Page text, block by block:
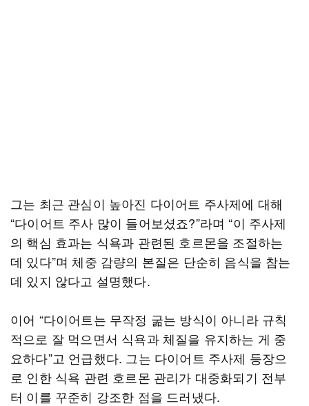
그는 최근 관심이 높아진 다이어트 주사제에 대해
“다이어트 주사 많이 들어보셨죠?”라며 “이 주사제
의 핵심 효과는 식욕과 관련된 호르몬을 조절하는
데 있다”며 체중 감량의 본질은 단순히 음식을 참는
데 있지 않다고 설명했다.
이어 “다이어트는 무작정 굶는 방식이 아니라 규칙
적으로 잘 먹으면서 식욕과 체질을 유지하는 게 중
요하다”고 언급했다. 그는 다이어트 주사제 등장으
로 인한 식욕 관련 호르몬 관리가 대중화되기 전부
터 이를 꾸준히 강조한 점을 드러냈다.